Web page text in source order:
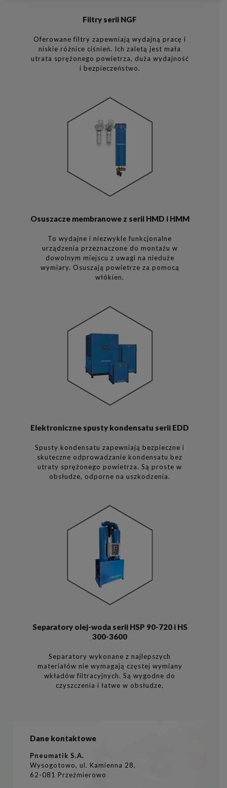
Filtry serii NGF
Oferowane filtry zapewniają wydajną pracę i
niskie różnice ciśnień. Ich zaletą jest mała
utrata sprężonego powietrza, duża wydajność
i bezpieczeństwo.
Osuszacze membranowe z serii HMD i HMM
To wydajne i niezwykle funkcjonalne
urządzenia przeznaczone do montażu w
dowolnym miejscu z uwagi na nieduże
wymiary. Osuszają powietrze za pomocą
włókien.
Elektroniczne spusty kondensatu serii EDD
Spusty kondensatu zapewniają bezpieczne i
skuteczne odprowadzanie kondensatu bez
utraty sprężonego powietrza. Są proste w
obsłudze, odporne na uszkodzenia.
Separatory olej-woda serii HSP 90-720 i HS
300-3600
Separatory wykonane z najlepszych
materiałów nie wymagają częstej wymiany
wkładów filtracyjnych. Są wygodne do
czyszczenia i łatwe w obsłudze.
Dane kontaktowe
Pneumatik S.A.
Wysogotowo, ul. Kamienna 28,
62-081 Przeźmierowo